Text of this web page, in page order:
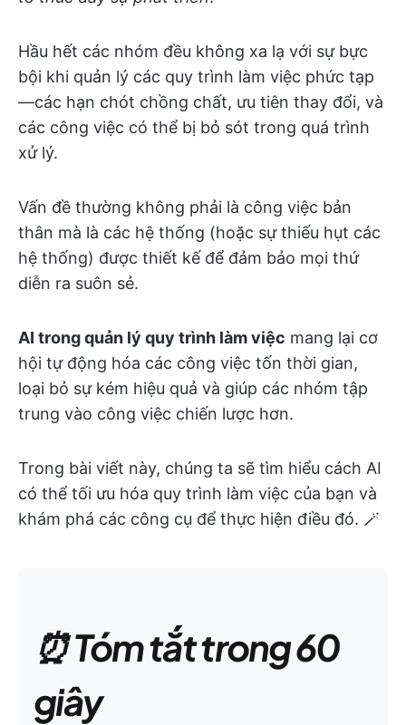
Hầu hết các nhóm đều không xa lạ với sự bực
bội khi quản lý các quy trình làm việc phức tạp
—các hạn chót chồng chất, ưu tiên thay đổi, và
các công việc có thể bị bỏ sót trong quá trình
xử lý.
Vấn đề thường không phải là công việc bản
thân mà là các hệ thống (hoặc sự thiếu hụt các
hệ thống) được thiết kế để đảm bảo mọi thứ
diễn ra suôn sẻ.
AI trong quản lý quy trình làm việc mang lại cơ
hội tự động hóa các công việc tốn thời gian,
loại bỏ sự kém hiệu quả và giúp các nhóm tập
trung vào công việc chiến lược hơn.
Trong bài viết này, chúng ta sẽ tìm hiểu cách AI
có thể tối ưu hóa quy trình làm việc của bạn và
khám phá các công cụ để thực hiện điều đó. 🪄
⏰ Tóm tắt trong 60
giây